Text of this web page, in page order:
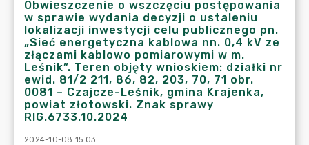
Obwieszczenie o wszczęciu postępowania
w sprawie wydania decyzji o ustaleniu
lokalizacji inwestycji celu publicznego pn.
„Sieć energetyczna kablowa nn. 0,4 kV ze
złączami kablowo pomiarowymi w m.
Leśnik”. Teren objęty wnioskiem: działki nr
ewid. 81/2 211, 86, 82, 203, 70, 71 obr.
0081 – Czajcze-Leśnik, gmina Krajenka,
powiat złotowski. Znak sprawy
RIG.6733.10.2024
2024-10-08 15:03